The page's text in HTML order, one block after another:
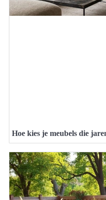
Hoe kies je meubels die